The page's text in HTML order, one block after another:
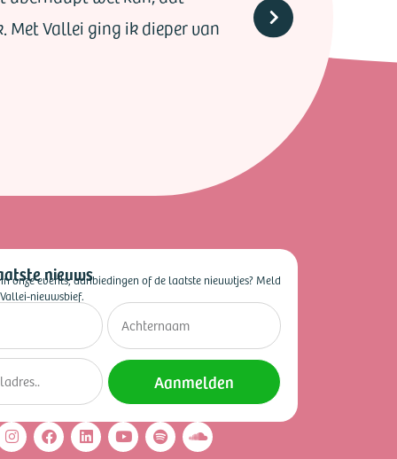
Met Vallei ging ik dieper van
nieuws
onze events, aanbiedingen of de laatste nieuwtjes? Meld
nieuwsbief.
Aanmelden